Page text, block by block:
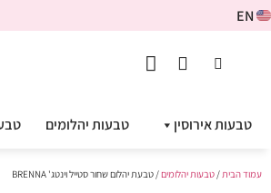
EN
טבעות אירוסין טבעות יהלומים
עמוד הבית/טבעות יהלומים/ טבעת יהלום שחור סטייל וינטג' BRENNA